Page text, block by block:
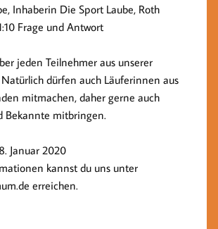
Inhaberin Die Sport Laube, Roth
Frage und Antwort
jeden Teilnehmer aus unserer
dürfen auch Läuferinnen aus
mitmachen, daher gerne auch
Bekannte mitbringen.
Januar 2020
kannst du uns unter
erreichen.